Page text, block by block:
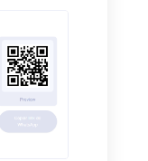
que
contato
único clique.
seu link